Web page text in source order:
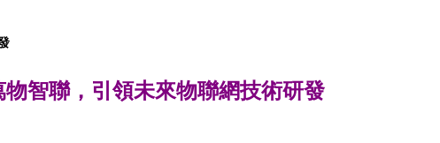
智聯，引領未來物聯網技術研發